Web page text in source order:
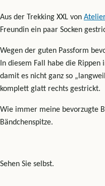
Aus der Trekking XXL von
Freundin ein paar Socken
Wegen der guten Passform
In diesem Fall habe die Rippen
damit es nicht ganz so
komplett glatt rechts gestrickt.
Wie immer meine bevorzugte
Bändchenspitze.
Sehen Sie selbst.